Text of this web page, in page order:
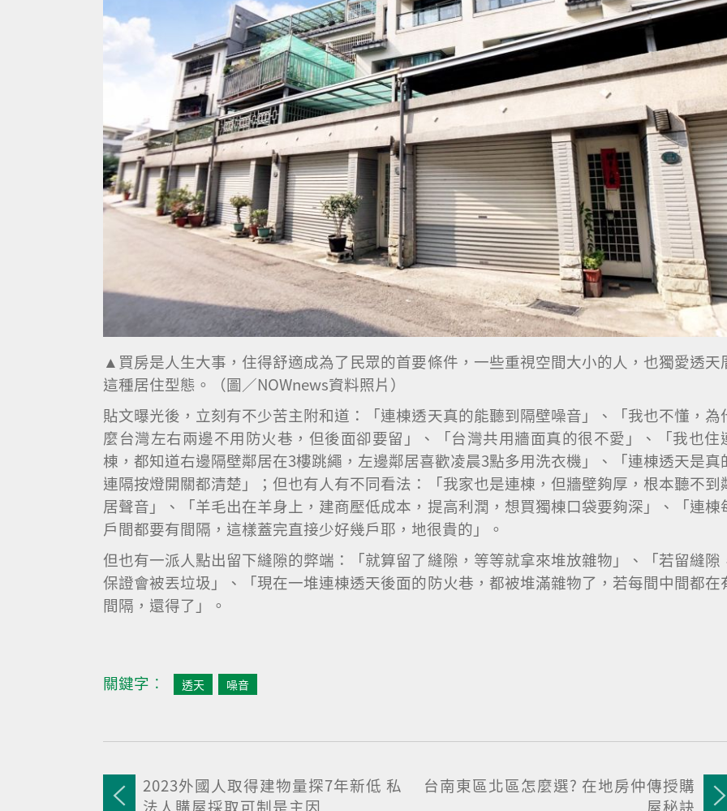
▲買房是人生大事，住得舒適成為了民眾的首要條件，一些重視空間大小的人，也獨愛透天
這種居住型態。（圖／NOWnews資料照片）
貼文曝光後，立刻有不少苦主附和道：「連棟透天真的能聽到隔壁噪音」、「我也不懂，為
麼台灣左右兩邊不用防火巷，但後面卻要留」、「台灣共用牆面真的很不愛」、「我也住
棟，都知道右邊隔壁鄰居在3樓跳繩，左邊鄰居喜歡凌晨3點多用洗衣機」、「連棟透天是真
連隔按燈開關都清楚」；但也有人有不同看法：「我家也是連棟，但牆壁夠厚，根本聽不到
居聲音」、「羊毛出在羊身上，建商壓低成本，提高利潤，想買獨棟口袋要夠深」、「連棟
戶間都要有間隔，這樣蓋完直接少好幾戶耶，地很貴的」。
但也有一派人點出留下縫隙的弊端：「就算留了縫隙，等等就拿來堆放雜物」、「若留縫隙
保證會被丟垃圾」、「現在一堆連棟透天後面的防火巷，都被堆滿雜物了，若每間中間都在
間隔，還得了」。
關鍵字︰ 透天 噪音
2023外國人取得建物量探7年新低 私
法人購屋採取可制是主因
台南東區北區怎麼選? 在地房仲傳授購
屋秘訣